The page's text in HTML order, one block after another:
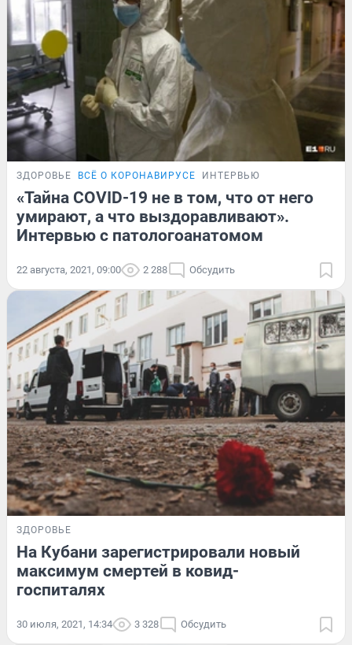
ЗДОРОВЬЕ ВСЁ О КОРОНАВИРУСЕ ИНТЕРВЬЮ
«Тайна COVID-19 не в том, что от него
умирают, а что выздоравливают».
Интервью с патологоанатомом
22 августа, 2021, 09:00 2 288 Обсудить
ЗДОРОВЬЕ
На Кубани зарегистрировали новый
максимум смертей в ковид-
госпиталях
30 июля, 2021, 14:34 3 328 Обсудить